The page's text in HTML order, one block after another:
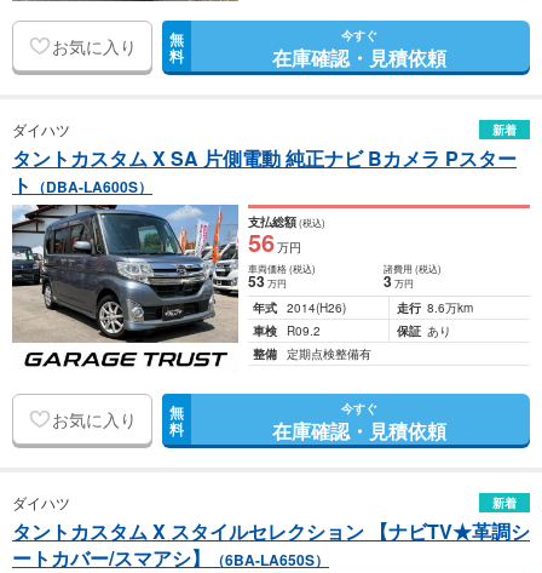
お気に入り 無
料
今すぐ
在庫確認・見積依頼
ダイハツ 新着
タントカスタム X SA 片側電動 純正ナビ Bカメラ Pスター
ト （DBA-LA600S）
支払総額(税込)
56万円
車両価格(税込)
53万円
諸費用 (税込)
3 万円
年式 2014(H26) 走行 8.6万km
車検
R09.2 保証 あり
整備 定期点検整備有
お気に入り 無
料
今すぐ
在庫確認・見積依頼
ダイハツ 新着
タントカスタム X スタイルセレクション 【ナビTV★革調シ
ートカバー/スマアシ】
（6BA-LA650S）